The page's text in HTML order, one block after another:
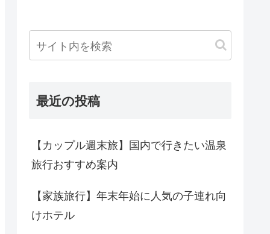
最近の投稿
【カップル週末旅】国内で行きたい温泉
旅行おすすめ案内
【家族旅行】年末年始に人気の子連れ向
けホテル